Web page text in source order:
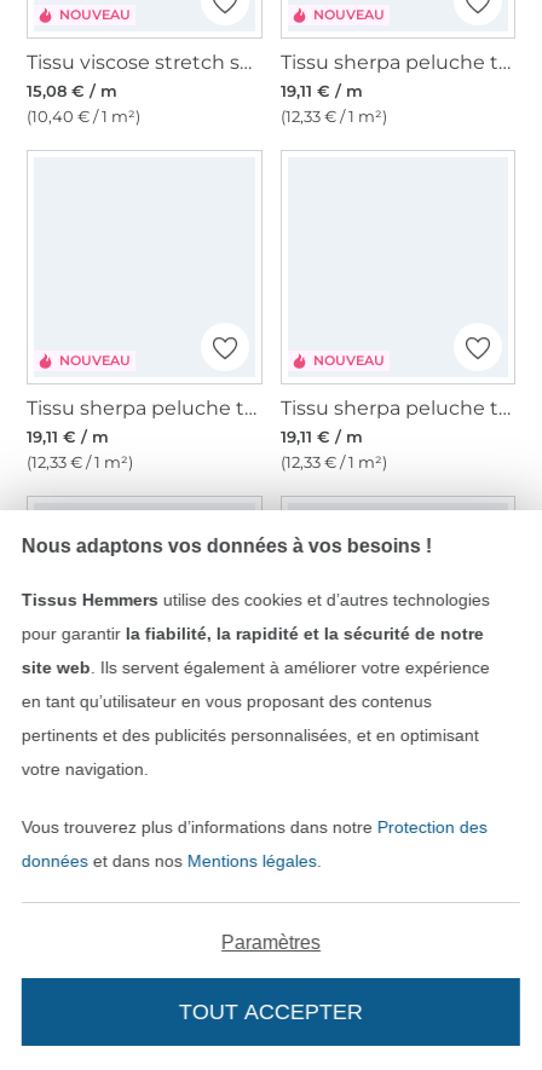
NOUVEAU
Tissu viscose stretch squares, vert
15,08 € / m
(10,40 € / 1 m²)
NOUVEAU
Tissu sherpa peluche teddy In Love with Leo, menthe
19,11 € / m
(12,33 € / 1 m²)
NOUVEAU
Tissu sherpa peluche teddy In Love with Leo, rose fuchsia
19,11 € / m
(12,33 € / 1 m²)
NOUVEAU
Tissu sherpa peluche teddy In Love with Leo, orange
19,11 € / m
(12,33 € / 1 m²)
NOUVEAU
15,08 € / m
NOUVEAU
Nous adaptons vos données à vos besoins !
Tissus Hemmers utilise des cookies et d’autres technologies
pour garantir la fiabilité, la rapidité et la sécurité de notre
site web . Ils servent également à améliorer votre expérience
en tant qu’utilisateur en vous proposant des contenus
pertinents et des publicités personnalisées, et en optimisant
votre navigation.
Vous trouverez plus d’informations dans notre Protection des
donnéeset dans nos Mentions légales.
Paramètres
TOUT ACCEPTER